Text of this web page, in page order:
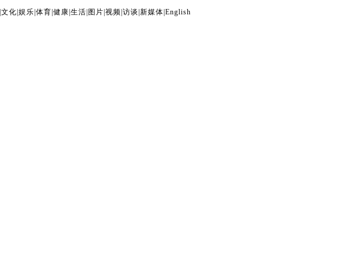
文化 娱乐 体育 健康 生活 图片 视频 访谈 新媒体 English